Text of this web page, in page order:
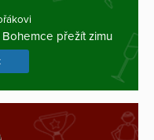
přežít zimu